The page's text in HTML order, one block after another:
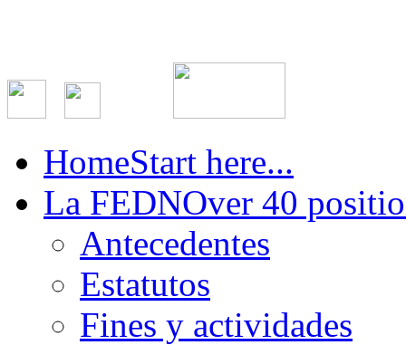
HomeStart here...
La FEDNOver 40
Antecedentes
Estatutos
Fines y actividades